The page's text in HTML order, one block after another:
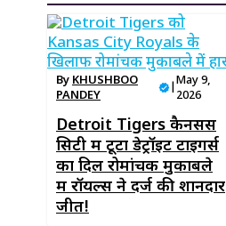
By KHUSHBOO
PANDEY
|May 9,
2026
Detroit Tigers कैनसस
सिटी में टूटा डेट्रॉइट टाइगर्स
का दिल रोमांचक मुकाबले
में रॉयल्स ने दर्ज की शानदार
जीत!